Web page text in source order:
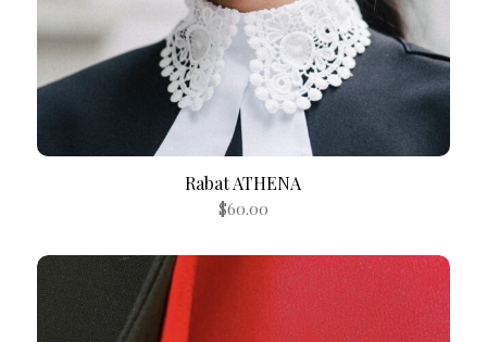
Rabat ATHENA
$60.00